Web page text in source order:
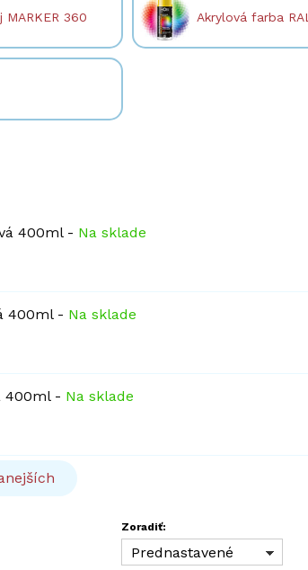
MARKER 360 Akrylová farba RAL
400ml- Na sklade
400ml- Na sklade
400ml- Na sklade
Zoradiť:
Prednastavené